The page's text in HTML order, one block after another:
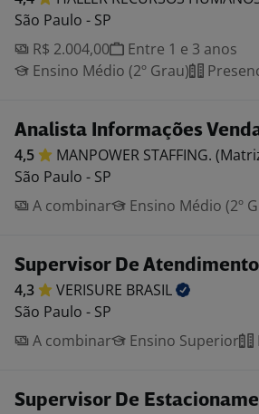
São Paulo - SP
R$ 2.004,00
Entre 1 e 3 anos
Ensino Médio (2º Grau)
Analista Informações
4,5 MANPOWER STAFFING.
São Paulo - SP
A combinar
Ensino Médio (2º
Supervisor De Atendimento
4,3 VERISURE BRASIL
São Paulo - SP
A combinar
Ensino Superior
Supervisor De